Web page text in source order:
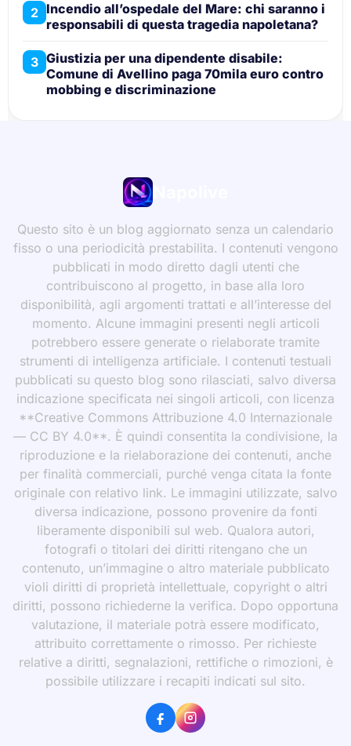
2 Incendio all’ospedale del Mare: chi saranno i
responsabili di questa tragedia napoletana?
3 Giustizia per una dipendente disabile:
Comune di Avellino paga 70mila euro contro
mobbing e discriminazione
Questo sito è un blog aggiornato senza un calendario
fisso o una periodicità prestabilita. I contenuti vengono
pubblicati in modo diretto dagli utenti che
contribuiscono al progetto, in base alla loro
disponibilità, agli argomenti trattati e all’interesse del
momento. Alcune immagini presenti negli articoli
potrebbero essere generate o rielaborate tramite
strumenti di intelligenza artificiale. I contenuti testuali
pubblicati su questo blog sono rilasciati, salvo diversa
indicazione specificata nei singoli articoli, con licenza
**Creative Commons Attribuzione 4.0 Internazionale
— CC BY 4.0**. È quindi consentita la condivisione, la
riproduzione e la rielaborazione dei contenuti, anche
per finalità commerciali, purché venga citata la fonte
originale con relativo link. Le immagini utilizzate, salvo
diversa indicazione, possono provenire da fonti
liberamente disponibili sul web. Qualora autori,
fotografi o titolari dei diritti ritengano che un
contenuto, un’immagine o altro materiale pubblicato
violi diritti di proprietà intellettuale, copyright o altri
diritti, possono richiederne la verifica. Dopo opportuna
valutazione, il materiale potrà essere modificato,
attribuito correttamente o rimosso. Per richieste
relative a diritti, segnalazioni, rettifiche o rimozioni, è
possibile utilizzare i recapiti indicati sul sito.